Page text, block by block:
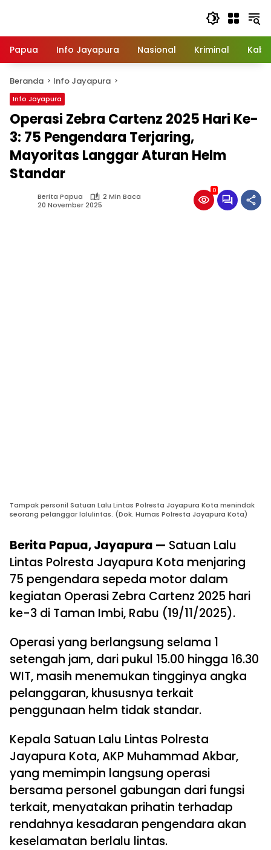
Papua
Info Jayapura Nasional Kriminal
Beranda Info Jayapura
Info Jayapura
Operasi Zebra Cartenz 2025 Hari Ke-
3: 75 Pengendara Terjaring,
Mayoritas Langgar Aturan Helm
Standar
Berita Papua
2 Min Baca
20 November 2025
0
Tampak personil Satuan Lalu Lintas Polresta Jayapura Kota menindak
seorang pelanggar lalulintas. (Dok. Humas Polresta Jayapura Kota)
Berita Papua, Jayapura — Satuan Lalu
Lintas Polresta Jayapura Kota menjaring
75 pengendara sepeda motor dalam
kegiatan Operasi Zebra Cartenz 2025 hari
ke-3 di Taman Imbi, Rabu (19/11/2025).
Operasi yang berlangsung selama 1
setengah jam, dari pukul 15.00 hingga 16.30
WIT, masih menemukan tingginya angka
pelanggaran, khususnya terkait
penggunaan helm tidak standar.
Kepala Satuan Lalu Lintas Polresta
Jayapura Kota, AKP Muhammad Akbar,
yang memimpin langsung operasi
bersama personel gabungan dari fungsi
terkait, menyatakan prihatin terhadap
rendahnya kesadaran pengendara akan
keselamatan berlalu lintas.